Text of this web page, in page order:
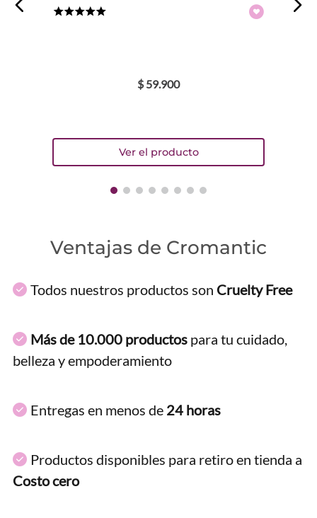
$ 59.900
Ventajas de Cromantic
Todos nuestros productos son Cruelty Free
Más de 10.000 productos para tu cuidado,
belleza y empoderamiento
Entregas en menos de 24 horas
Productos disponibles para retiro en tienda a
Costo cero